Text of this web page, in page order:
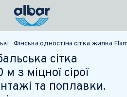
Фінська одностіна сітка жилка
сітка
з міцної сірої
та поплавки.